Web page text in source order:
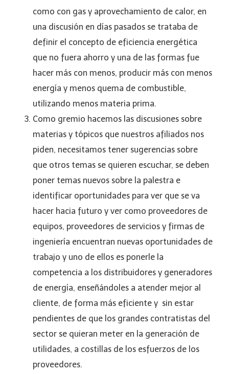
como con gas y aprovechamiento de calor, en
una discusión en días pasados se trataba de
definir el concepto de eficiencia energética
que no fuera ahorro y una de las formas fue
hacer más con menos, producir más con menos
energía y menos quema de combustible,
utilizando menos materia prima.
Como gremio hacemos las discusiones sobre
materias y tópicos que nuestros afiliados nos
piden, necesitamos tener sugerencias sobre
que otros temas se quieren escuchar, se deben
poner temas nuevos sobre la palestra e
identificar oportunidades para ver que se va
hacer hacia futuro y ver como proveedores de
equipos, proveedores de servicios y firmas de
ingeniería encuentran nuevas oportunidades de
trabajo y uno de ellos es ponerle la
competencia a los distribuidores y generadores
de energía, enseñándoles a atender mejor al
cliente, de forma más eficiente y sin estar
pendientes de que los grandes contratistas del
sector se quieran meter en la generación de
utilidades, a costillas de los esfuerzos de los
proveedores.